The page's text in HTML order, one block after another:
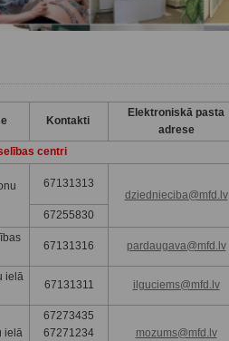
Kontakti
Elektroniskā pasta
adrese
centri
67131313
dziednieciba@mfd.lv
67255830
67131316 pardaugava@mfd.lv
ielā
67131311 ilguciems@mfd.lv
ielā
67273435
67271234
mozums@mfd.lv